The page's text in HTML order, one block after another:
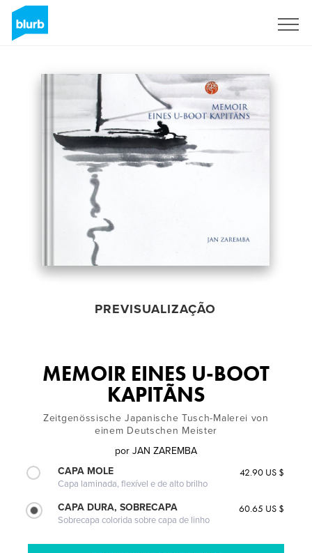
PREVISUALIZAÇÃO
MEMOIR EINES U-BOOT
KAPITÃNS
Zeitgenössische Japanische Tusch-Malerei von
einem Deutschen Meister
por JAN ZAREMBA
CAPA MOLE
Capa laminada, flexível e de alto brilho
42.90 US $
CAPA DURA, SOBRECAPA
Sobrecapa colorida sobre capa de linho
60.65 US $